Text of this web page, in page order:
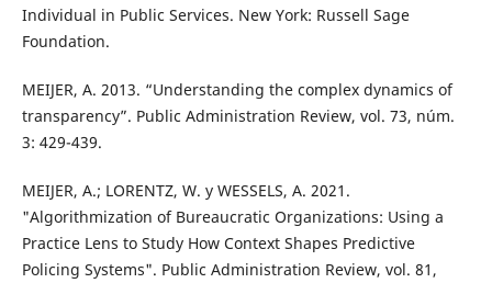
Individual in Public Services. New York: Russell Sage
Foundation.
MEIJER, A. 2013. “Understanding the complex dynamics of
transparency”. Public Administration Review, vol. 73, núm.
3: 429-439.
MEIJER, A.; LORENTZ, W. y WESSELS, A. 2021.
"Algorithmization of Bureaucratic Organizations: Using a
Practice Lens to Study How Context Shapes Predictive
Policing Systems". Public Administration Review, vol. 81,